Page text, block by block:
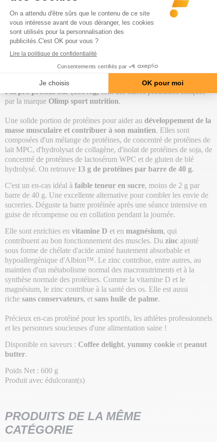
Prix
18,90 €
Composition Précaution
I'm pro protein bar (15x40g)sont des barres protéinées conçues
par la marque Olimp sport nutrition.
Une solide portion de protéines pour aider au développement de la
masse musculaire et contribuer à son maintien. Elles sont
composées d'un mélange de protéines, de concentré de protéines de
lait MPC, d'hydrolysat de collagène, d'isolat de protéines de soja, de
concentré de protéines de lactosérum WPC et de gluten de blé
hydrolysé. On retrouve 13 g de protéines par barre de 40 g.
C'est un en-cas idéal à faible teneur en sucre, moins de 2 g par
barre de 40 g. Une excellente alternative pour combler les envie de
sucreries. Déguste ta barre protéinée après une séance intensive en
guise de récompense ou en collation pendant la journée.
Elle sont enrichies en vitamine D et en magnésium, qui
contribuent au bon fonctionnement des muscles. Du zinc ajouté
sous forme de chélate d'acide aminé hautement absorbable et
hypoallergénique d'Albion™. Le zinc contribue, entre autres, au
maintien d'un métabolisme normal des macronutriments et à la
synthèse normale des protéines. Comme la vitamine D et le
magnésium, le zinc contribue à la santé des os. Elle est aussi
riche sans conservateurs, et sans huile de palme.
Précieux en-cas protéiné pour les sportifs, les athlètes professionnels
et les personnes soucieuses d'une alimentation saine !
Disponible en saveurs : Coffee delight, yummy cookie et peanut
butter.
Poids Net : 600 g
Produit avec édulcorant(s)
PRODUITS DE LA MÊME
CATÉGORIE